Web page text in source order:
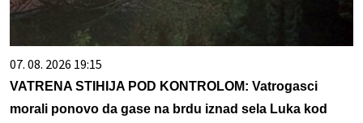
07. 08. 2026 19:15
VATRENA STIHIJA POD KONTROLOM: Vatrogasci
morali ponovo da gase na brdu iznad sela Luka kod